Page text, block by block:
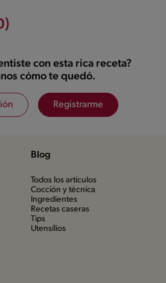
con esta rica receta?
cómo te quedó.
Registrarme
Blog
Todos los artículos
Cocción y técnica
Ingredientes
Recetas caseras
Tips
Utensílios